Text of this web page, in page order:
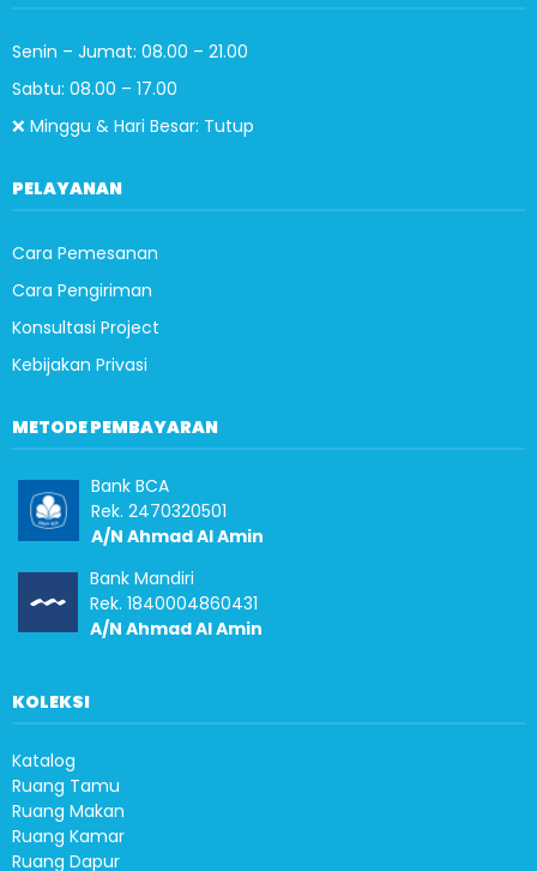
Senin – Jumat: 08.00 – 21.00
Sabtu: 08.00 – 17.00
❌ Minggu & Hari Besar: Tutup
PELAYANAN
Cara Pemesanan
Cara Pengiriman
Konsultasi Project
Kebijakan Privasi
METODE PEMBAYARAN
Bank BCA
Rek. 2470320501
A/N Ahmad Al Amin
Bank Mandiri
Rek. 1840004860431
A/N Ahmad Al Amin
KOLEKSI
Katalog
Ruang Tamu
Ruang Makan
Ruang Kamar
Ruang Dapur